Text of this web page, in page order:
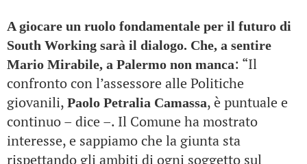
A giocare un ruolo fondamentale per il futuro di
South Working sarà il dialogo. Che, a sentire
Mario Mirabile, a Palermo non manca: “Il
confronto con l’assessore alle Politiche
giovanili, Paolo Petralia Camassa, è puntuale e
continuo – dice –. Il Comune ha mostrato
interesse, e sappiamo che la giunta sta
rispettando gli ambiti di ogni soggetto sul